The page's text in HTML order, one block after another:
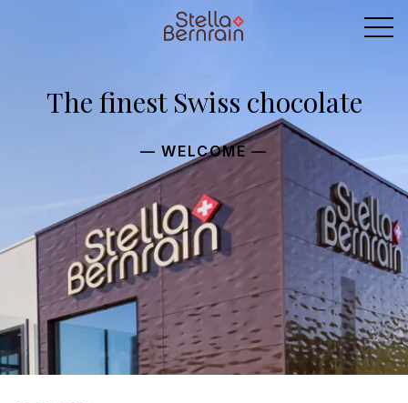
The finest Swiss chocolate
— WELCOME —